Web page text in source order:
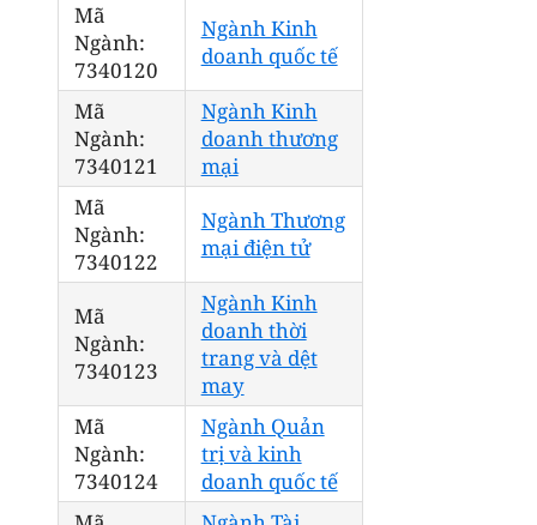
Mã
Ngành:
7340120
Ngành Kinh
doanh quốc tế
Mã
Ngành:
7340121
Ngành Kinh
doanh thương
mại
Mã
Ngành:
7340122
Ngành Thương
mại điện tử
Mã
Ngành:
7340123
Ngành Kinh
doanh thời
trang và dệt
may
Mã
Ngành:
7340124
Ngành Quản
trị và kinh
doanh quốc tế